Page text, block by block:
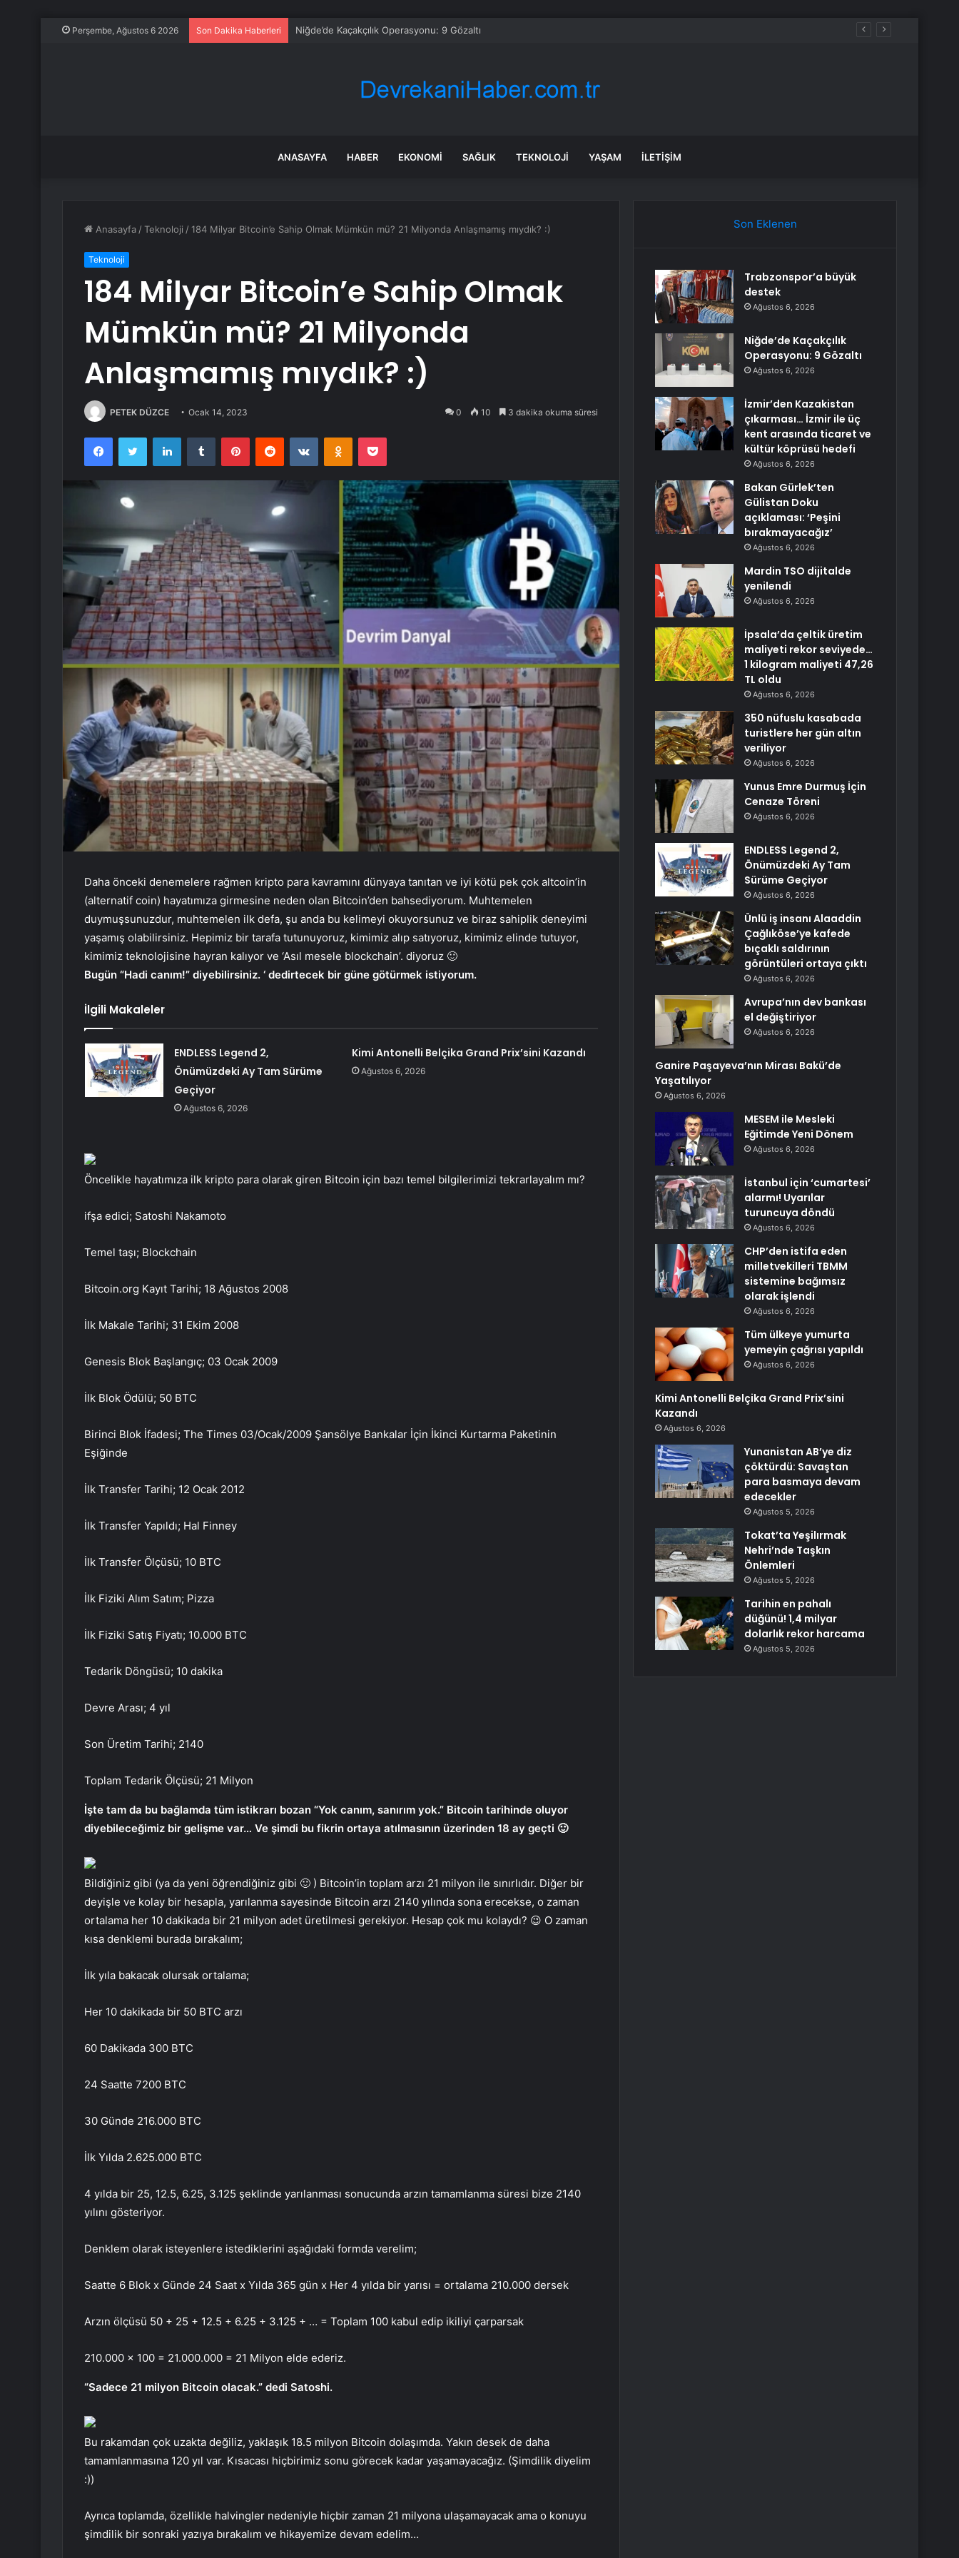
Perşembe, Ağustos 6 2026 Son Dakika Haberleri Niğde’de Kaçakçılık Operasyonu: 9 Gözaltı
ANASAYFA HABER EKONOMI SAĞLIK TEKNOLOJI YAŞAM İLETIŞIM
Anasayfa /Teknoloji /184 Milyar Bitcoin’e Sahip Olmak Mümkün mü? 21 Milyonda Anlaşmamış mıydık? :)
Teknoloji
184 Milyar Bitcoin’e Sahip Olmak
Mümkün mü? 21 Milyonda
Anlaşmamış mıydık? :)
PETEK DÜZCE Ocak 14, 2023 0 10 3 dakika okuma süresi
FacebookTwitter LinkedInTumblr PinterestReddit VKontakteOdnoklassniki
Pocket
Daha önceki denemelere rağmen kripto para kavramını dünyaya tanıtan ve iyi kötü pek çok altcoin’in
(alternatif coin) hayatımıza girmesine neden olan Bitcoin’den bahsediyorum. Muhtemelen
duymuşsunuzdur, muhtemelen ilk defa, şu anda bu kelimeyi okuyorsunuz ve biraz sahiplik deneyimi
yaşamış olabilirsiniz. Hepimiz bir tarafa tutunuyoruz, kimimiz alıp satıyoruz, kimimiz elinde tutuyor,
kimimiz teknolojisine hayran kalıyor ve ‘Asıl mesele blockchain’. diyoruz 🙂
Bugün “Hadi canım!” diyebilirsiniz. ‘ dedirtecek bir güne götürmek istiyorum.
İlgili Makaleler
ENDLESS Legend 2,
Önümüzdeki Ay Tam Sürüme
Geçiyor
Ağustos 6, 2026
Kimi Antonelli Belçika Grand Prix’sini Kazandı
Ağustos 6, 2026
Öncelikle hayatımıza ilk kripto para olarak giren Bitcoin için bazı temel bilgilerimizi tekrarlayalım mı?
ifşa edici; Satoshi Nakamoto
Temel taşı; Blockchain
Bitcoin.org Kayıt Tarihi; 18 Ağustos 2008
İlk Makale Tarihi; 31 Ekim 2008
Genesis Blok Başlangıç; 03 Ocak 2009
İlk Blok Ödülü; 50 BTC
Birinci Blok İfadesi; The Times 03/Ocak/2009 Şansölye Bankalar İçin İkinci Kurtarma Paketinin
Eşiğinde
İlk Transfer Tarihi; 12 Ocak 2012
İlk Transfer Yapıldı; Hal Finney
İlk Transfer Ölçüsü; 10 BTC
İlk Fiziki Alım Satım; Pizza
İlk Fiziki Satış Fiyatı; 10.000 BTC
Tedarik Döngüsü; 10 dakika
Devre Arası; 4 yıl
Son Üretim Tarihi; 2140
Toplam Tedarik Ölçüsü; 21 Milyon
İşte tam da bu bağlamda tüm istikrarı bozan “Yok canım, sanırım yok.” Bitcoin tarihinde oluyor
diyebileceğimiz bir gelişme var… Ve şimdi bu fikrin ortaya atılmasının üzerinden 18 ay geçti 🙂
Bildiğiniz gibi (ya da yeni öğrendiğiniz gibi 🙂 ) Bitcoin’in toplam arzı 21 milyon ile sınırlıdır. Diğer bir
deyişle ve kolay bir hesapla, yarılanma sayesinde Bitcoin arzı 2140 yılında sona erecekse, o zaman
ortalama her 10 dakikada bir 21 milyon adet üretilmesi gerekiyor. Hesap çok mu kolaydı? 😉 O zaman
kısa denklemi burada bırakalım;
İlk yıla bakacak olursak ortalama;
Her 10 dakikada bir 50 BTC arzı
60 Dakikada 300 BTC
24 Saatte 7200 BTC
30 Günde 216.000 BTC
İlk Yılda 2.625.000 BTC
4 yılda bir 25, 12.5, 6.25, 3.125 şeklinde yarılanması sonucunda arzın tamamlanma süresi bize 2140
yılını gösteriyor.
Denklem olarak isteyenlere istediklerini aşağıdaki formda verelim;
Saatte 6 Blok x Günde 24 Saat x Yılda 365 gün x Her 4 yılda bir yarısı = ortalama 210.000 dersek
Arzın ölçüsü 50 + 25 + 12.5 + 6.25 + 3.125 + … = Toplam 100 kabul edip ikiliyi çarparsak
210.000 x 100 = 21.000.000 = 21 Milyon elde ederiz.
“Sadece 21 milyon Bitcoin olacak.” dedi Satoshi.
Bu rakamdan çok uzakta değiliz, yaklaşık 18.5 milyon Bitcoin dolaşımda. Yakın desek de daha
tamamlanmasına 120 yıl var. Kısacası hiçbirimiz sonu görecek kadar yaşamayacağız. (Şimdilik diyelim
:))
Ayrıca toplamda, özellikle halvingler nedeniyle hiçbir zaman 21 milyona ulaşamayacak ama o konuyu
şimdilik bir sonraki yazıya bırakalım ve hikayemize devam edelim…
Son Eklenen
Trabzonspor’a büyük
destek
Ağustos 6, 2026
Niğde’de Kaçakçılık
Operasyonu: 9 Gözaltı
Ağustos 6, 2026
İzmir’den Kazakistan
çıkarması… İzmir ile üç
kent arasında ticaret ve
kültür köprüsü hedefi
Ağustos 6, 2026
Bakan Gürlek’ten
Gülistan Doku
açıklaması: ‘Peşini
bırakmayacağız’
Ağustos 6, 2026
Mardin TSO dijitalde
yenilendi
Ağustos 6, 2026
İpsala’da çeltik üretim
maliyeti rekor seviyede…
1 kilogram maliyeti 47,26
TL oldu
Ağustos 6, 2026
350 nüfuslu kasabada
turistlere her gün altın
veriliyor
Ağustos 6, 2026
Yunus Emre Durmuş İçin
Cenaze Töreni
Ağustos 6, 2026
ENDLESS Legend 2,
Önümüzdeki Ay Tam
Sürüme Geçiyor
Ağustos 6, 2026
Ünlü iş insanı Alaaddin
Çağlıköse’ye kafede
bıçaklı saldırının
görüntüleri ortaya çıktı
Ağustos 6, 2026
Avrupa’nın dev bankası
el değiştiriyor
Ağustos 6, 2026
Ganire Paşayeva’nın Mirası Bakü’de
Yaşatılıyor
Ağustos 6, 2026
MESEM ile Mesleki
Eğitimde Yeni Dönem
Ağustos 6, 2026
İstanbul için ‘cumartesi’
alarmı! Uyarılar
turuncuya döndü
Ağustos 6, 2026
CHP’den istifa eden
milletvekilleri TBMM
sistemine bağımsız
olarak işlendi
Ağustos 6, 2026
Tüm ülkeye yumurta
yemeyin çağrısı yapıldı
Ağustos 6, 2026
Kimi Antonelli Belçika Grand Prix’sini
Kazandı
Ağustos 6, 2026
Yunanistan AB’ye diz
çöktürdü: Savaştan
para basmaya devam
edecekler
Ağustos 5, 2026
Tokat’ta Yeşilırmak
Nehri’nde Taşkın
Önlemleri
Ağustos 5, 2026
Tarihin en pahalı
düğünü! 1,4 milyar
dolarlık rekor harcama
Ağustos 5, 2026